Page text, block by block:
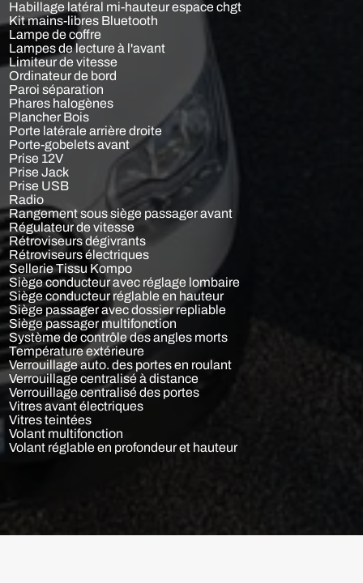
Habillage latéral mi-hauteur espace chgt
Kit mains-libres Bluetooth
Lampe de coffre
Lampes de lecture à l'avant
Limiteur de vitesse
Ordinateur de bord
Paroi séparation
Phares halogènes
Plancher Bois
Porte latérale arrière droite
Porte-gobelets avant
Prise 12V
Prise Jack
Prise USB
Radio
Rangement sous siège passager avant
Régulateur de vitesse
Rétroviseurs dégivrants
Rétroviseurs électriques
Sellerie Tissu Kompo
Siège conducteur avec réglage lombaire
Siège conducteur réglable en hauteur
Siège passager avec dossier repliable
Siège passager multifonction
Système de contrôle des angles morts
Température extérieure
Verrouillage auto. des portes en roulant
Verrouillage centralisé à distance
Verrouillage centralisé des portes
Vitres avant électriques
Vitres teintées
Volant multifonction
Volant réglable en profondeur et hauteur